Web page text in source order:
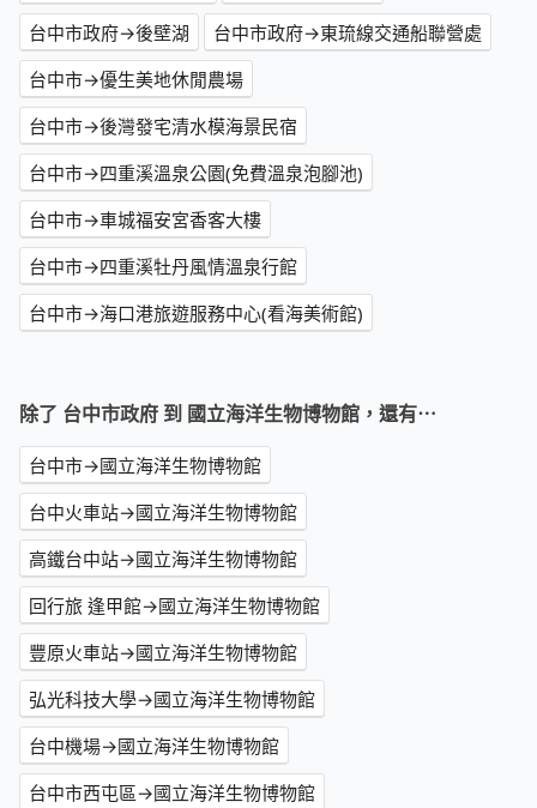
台中市政府→後壁湖
台中市政府→東琉線交通船聯營處
台中市→優生美地休閒農場
台中市→後灣發宅清水模海景民宿
台中市→四重溪溫泉公園(免費溫泉泡腳池)
台中市→車城福安宮香客大樓
台中市→四重溪牡丹風情溫泉行館
台中市→海口港旅遊服務中心(看海美術館)
除了 台中市政府 到 國立海洋生物博物館，還有⋯
台中市→國立海洋生物博物館
台中火車站→國立海洋生物博物館
高鐵台中站→國立海洋生物博物館
回行旅 逢甲館→國立海洋生物博物館
豐原火車站→國立海洋生物博物館
弘光科技大學→國立海洋生物博物館
台中機場→國立海洋生物博物館
台中市西屯區→國立海洋生物博物館